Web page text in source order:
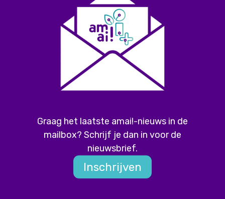
Graag het laatste amai!-nieuws in de
mailbox? Schrijf je dan in voor de
nieuwsbrief.
Inschrijven